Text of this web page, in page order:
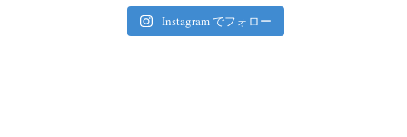
Instagram でフォロー